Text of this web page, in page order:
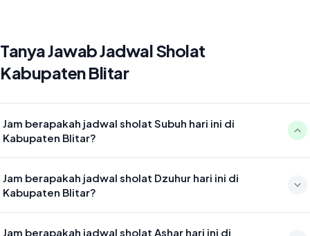
Tanya Jawab Jadwal Sholat
Kabupaten Blitar
Jam berapakah jadwal sholat Subuh hari ini di
Kabupaten Blitar?
Jam berapakah jadwal sholat Dzuhur hari ini di
Kabupaten Blitar?
Jam berapakah jadwal sholat Ashar hari ini di